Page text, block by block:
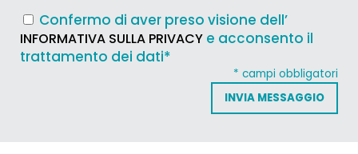
Confermo di aver preso visione dell’
INFORMATIVA SULLA PRIVACY e acconsento il
trattamento dei dati*
* campi obbligatori